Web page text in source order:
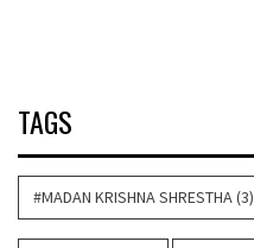
TAGS
#MADAN KRISHNA SHRESTHA(3)